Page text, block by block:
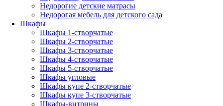
Недорогие детские матрасы
Недорогая мебель для детского сада
Шкафы
Шкафы 1-створчатые
Шкафы 2-створчатые
Шкафы 3-створчатые
Шкафы 4-створчатые
Шкафы 5-створчатые
Шкафы угловые
Шкафы купе 2-створчатые
Шкафы купе 3-створчатые
Шкафы-витрины